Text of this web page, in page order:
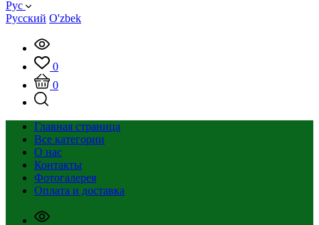
Рус
Русский O'zbek
0
0
Главная страница
Все категории
О нас
Контакты
Фотогалерея
Оплата и доставка